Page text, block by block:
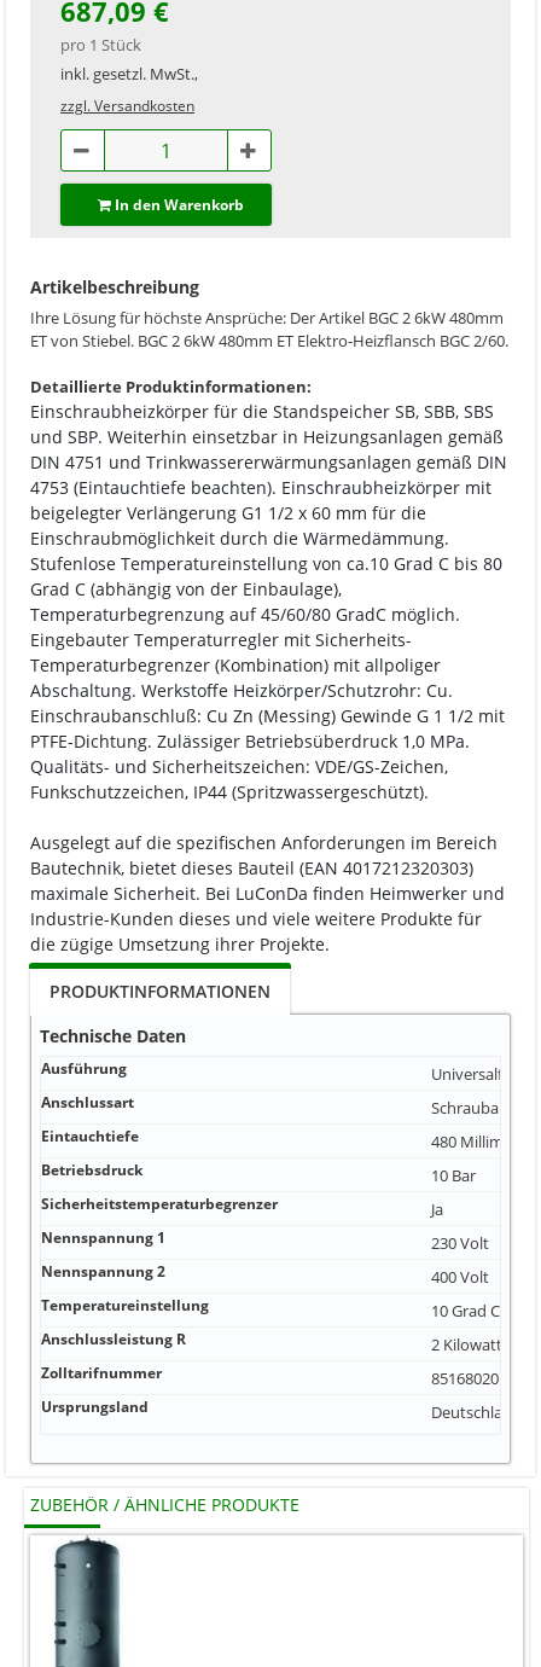
687,09 €
pro 1 Stück
inkl. gesetzl. MwSt.,
zzgl. Versandkosten
In den Warenkorb
Artikelbeschreibung
Ihre Lösung für höchste Ansprüche: Der Artikel BGC 2 6kW 480mm
ET von Stiebel. BGC 2 6kW 480mm ET Elektro-Heizflansch BGC 2/60.
Detaillierte Produktinformationen:
Einschraubheizkörper für die Standspeicher SB, SBB, SBS
und SBP. Weiterhin einsetzbar in Heizungsanlagen gemäß
DIN 4751 und Trinkwassererwärmungsanlagen gemäß DIN
4753 (Eintauchtiefe beachten). Einschraubheizkörper mit
beigelegter Verlängerung G1 1/2 x 60 mm für die
Einschraubmöglichkeit durch die Wärmedämmung.
Stufenlose Temperatureinstellung von ca.10 Grad C bis 80
Grad C (abhängig von der Einbaulage),
Temperaturbegrenzung auf 45/60/80 GradC möglich.
Eingebauter Temperaturregler mit Sicherheits-
Temperaturbegrenzer (Kombination) mit allpoliger
Abschaltung. Werkstoffe Heizkörper/Schutzrohr: Cu.
Einschraubanschluß: Cu Zn (Messing) Gewinde G 1 1/2 mit
PTFE-Dichtung. Zulässiger Betriebsüberdruck 1,0 MPa.
Qualitäts- und Sicherheitszeichen: VDE/GS-Zeichen,
Funkschutzzeichen, IP44 (Spritzwassergeschützt).
Ausgelegt auf die spezifischen Anforderungen im Bereich
Bautechnik, bietet dieses Bauteil (EAN 4017212320303)
maximale Sicherheit. Bei LuConDa finden Heimwerker und
Industrie-Kunden dieses und viele weitere Produkte für
die zügige Umsetzung ihrer Projekte.
PRODUKTINFORMATIONEN
Technische Daten
Ausführung
Anschlussart
Eintauchtiefe 480 Millimeter
Betriebsdruck 10 Bar
Sicherheitstemperaturbegrenzer Ja
Nennspannung 1 230 Volt
Nennspannung 2 400 Volt
Temperatureinstellung 10 Grad Celsius
Anschlussleistung R 2 Kilowatt
Zolltarifnummer 85168020
Ursprungsland Deutschland
ZUBEHÖR / ÄHNLICHE PRODUKTE